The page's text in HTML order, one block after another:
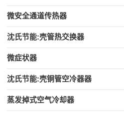
微安全通道传热器
沈氏节能:壳管热交换器
微症状器
沈氏节能:壳铜管空冷器器
蒸发掉式空气冷却器